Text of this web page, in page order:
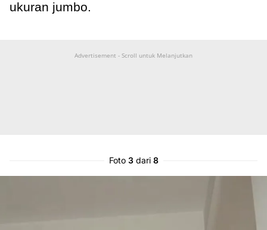
ukuran jumbo.
Advertisement - Scroll untuk Melanjutkan
Foto 3dari 8